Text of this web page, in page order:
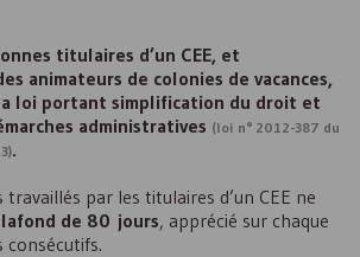
titulaires d’un CEE, et
animateurs de colonies de vacances,
loi portant simplification du droit et
administratives (loi n° 2012-387 du
.
par les titulaires d’un CEE ne
de 80 jours, apprécié sur chaque
consécutifs.